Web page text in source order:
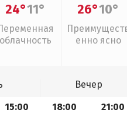
24°11°
облачность
26°10°
енно ясно
Вечер
15:00 18:00 21:00